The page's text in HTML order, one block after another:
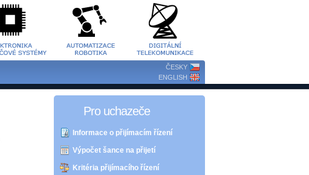
ČESKY
ENGLISH
Pro uchazeče
Informace o přijímacím řízení
Výpočet šance na přijetí
Kritéria přijímacího řízení